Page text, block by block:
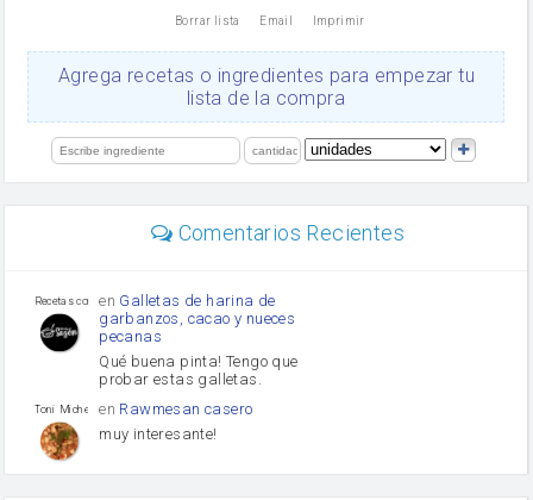
Ajos
orégano
limón
Borrar lista Email Imprimir
Agrega recetas o ingredientes para empezar tu
lista de la compra
Comentarios Recientes
Recetas con sazon
en Galletas de harina de
garbanzos, cacao y nueces
pecanas
Qué buena pinta! Tengo que
probar estas galletas.
Toni Michel Caubet
en Rawmesan casero
muy interesante!